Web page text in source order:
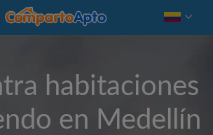
habitaciones
en Medellín